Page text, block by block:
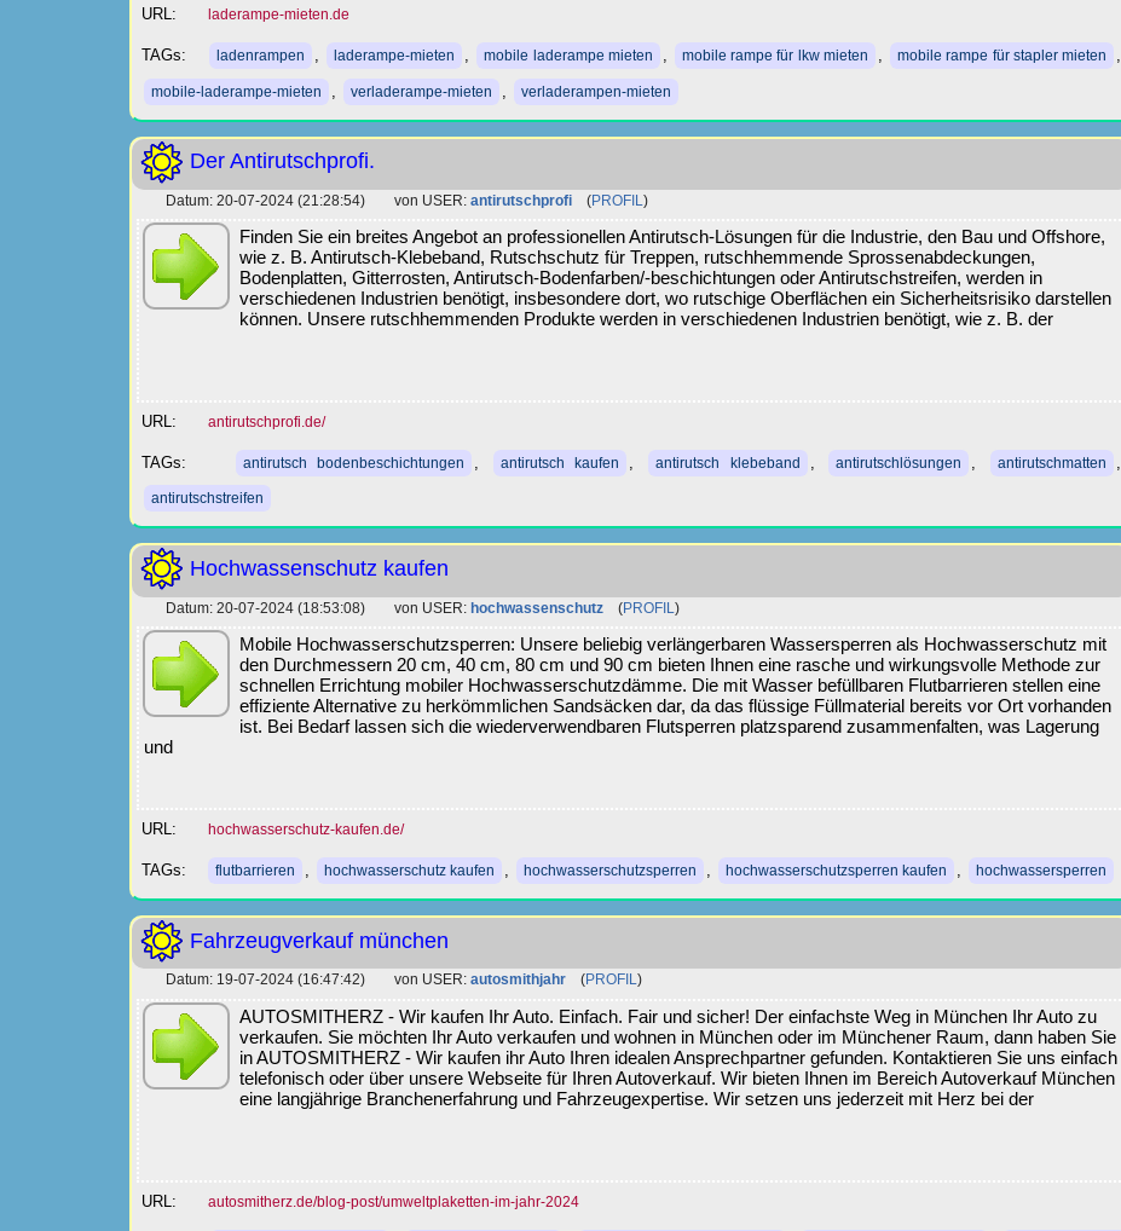
URL: laderampe-mieten.de
TAGs: ladenrampen laderampe-mieten mobile laderampe mieten mobile rampe für lkw mieten mobile rampe für stapler mieten
mobile-laderampe-mieten verladerampe-mieten verladerampen-mieten
Der Antirutschprofi.
Datum: 20-07-2024 (21:28:54) von USER: antirutschprofi (PROFIL)
Finden Sie ein breites Angebot an professionellen Antirutsch-Lösungen für die Industrie, den Bau und Offshore,
wie z. B. Antirutsch-Klebeband, Rutschschutz für Treppen, rutschhemmende Sprossenabdeckungen,
Bodenplatten, Gitterrosten, Antirutsch-Bodenfarben/-beschichtungen oder Antirutschstreifen, werden in
verschiedenen Industrien benötigt, insbesondere dort, wo rutschige Oberflächen ein Sicherheitsrisiko darstellen
können. Unsere rutschhemmenden Produkte werden in verschiedenen Industrien benötigt, wie z. B. der
URL: antirutschprofi.de/
TAGs: antirutsch bodenbeschichtungen , antirutsch kaufen , antirutsch klebeband , antirutschlösungen , antirutschmatten ,
antirutschstreifen
Hochwassenschutz kaufen
Datum: 20-07-2024 (18:53:08) von USER: hochwassenschutz (PROFIL )
Mobile Hochwasserschutzsperren: Unsere beliebig verlängerbaren Wassersperren als Hochwasserschutz mit
den Durchmessern 20 cm, 40 cm, 80 cm und 90 cm bieten Ihnen eine rasche und wirkungsvolle Methode zur
schnellen Errichtung mobiler Hochwasserschutzdämme. Die mit Wasser befüllbaren Flutbarrieren stellen eine
effiziente Alternative zu herkömmlichen Sandsäcken dar, da das flüssige Füllmaterial bereits vor Ort vorhanden
ist. Bei Bedarf lassen sich die wiederverwendbaren Flutsperren platzsparend zusammenfalten, was Lagerung
und
URL: hochwasserschutz-kaufen.de/
TAGs: flutbarrieren , hochwasserschutz kaufen , hochwasserschutzsperren , hochwasserschutzsperren kaufen , hochwassersperren
Fahrzeugverkauf münchen
Datum: 19-07-2024 (16:47:42) von USER: autosmithjahr (PROFIL)
AUTOSMITHERZ - Wir kaufen Ihr Auto. Einfach. Fair und sicher! Der einfachste Weg in München Ihr Auto zu
verkaufen. Sie möchten Ihr Auto verkaufen und wohnen in München oder im Münchener Raum, dann haben Sie
in AUTOSMITHERZ - Wir kaufen ihr Auto Ihren idealen Ansprechpartner gefunden. Kontaktieren Sie uns einfach
telefonisch oder über unsere Webseite für Ihren Autoverkauf. Wir bieten Ihnen im Bereich Autoverkauf München
eine langjährige Branchenerfahrung und Fahrzeugexpertise. Wir setzen uns jederzeit mit Herz bei der
URL: autosmitherz.de/blog-post/umweltplaketten-im-jahr-2024